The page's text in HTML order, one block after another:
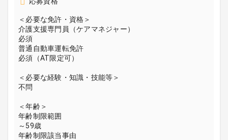
＜必要な免許・資格＞
介護支援専門員（ケアマネジャー）
必須
普通自動車運転免許
必須（AT限定可）
＜必要な経験・知識・技能等＞
不問
＜年齢＞
年齢制限範囲
～59歳
年齢制限該当事由